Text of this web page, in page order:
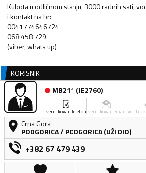
Kubota u odličnom stanju, 3000 radnih sati,
i kontakt na br:
0041774646724
068 458 729
(viber, whats up)
KORISNIK
MB211 (JE2760)
verifikovan telefon verifikovan email
Crna Gora
PODGORICA/ PODGORICA (UŽI DIO)
+382 67 479 439